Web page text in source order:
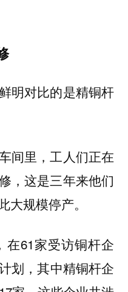
明对比的是精铜杆
间里，工人们正在
，这是三年来他们
规模停产。
在61家受访铜杆企
划，其中精铜杆企